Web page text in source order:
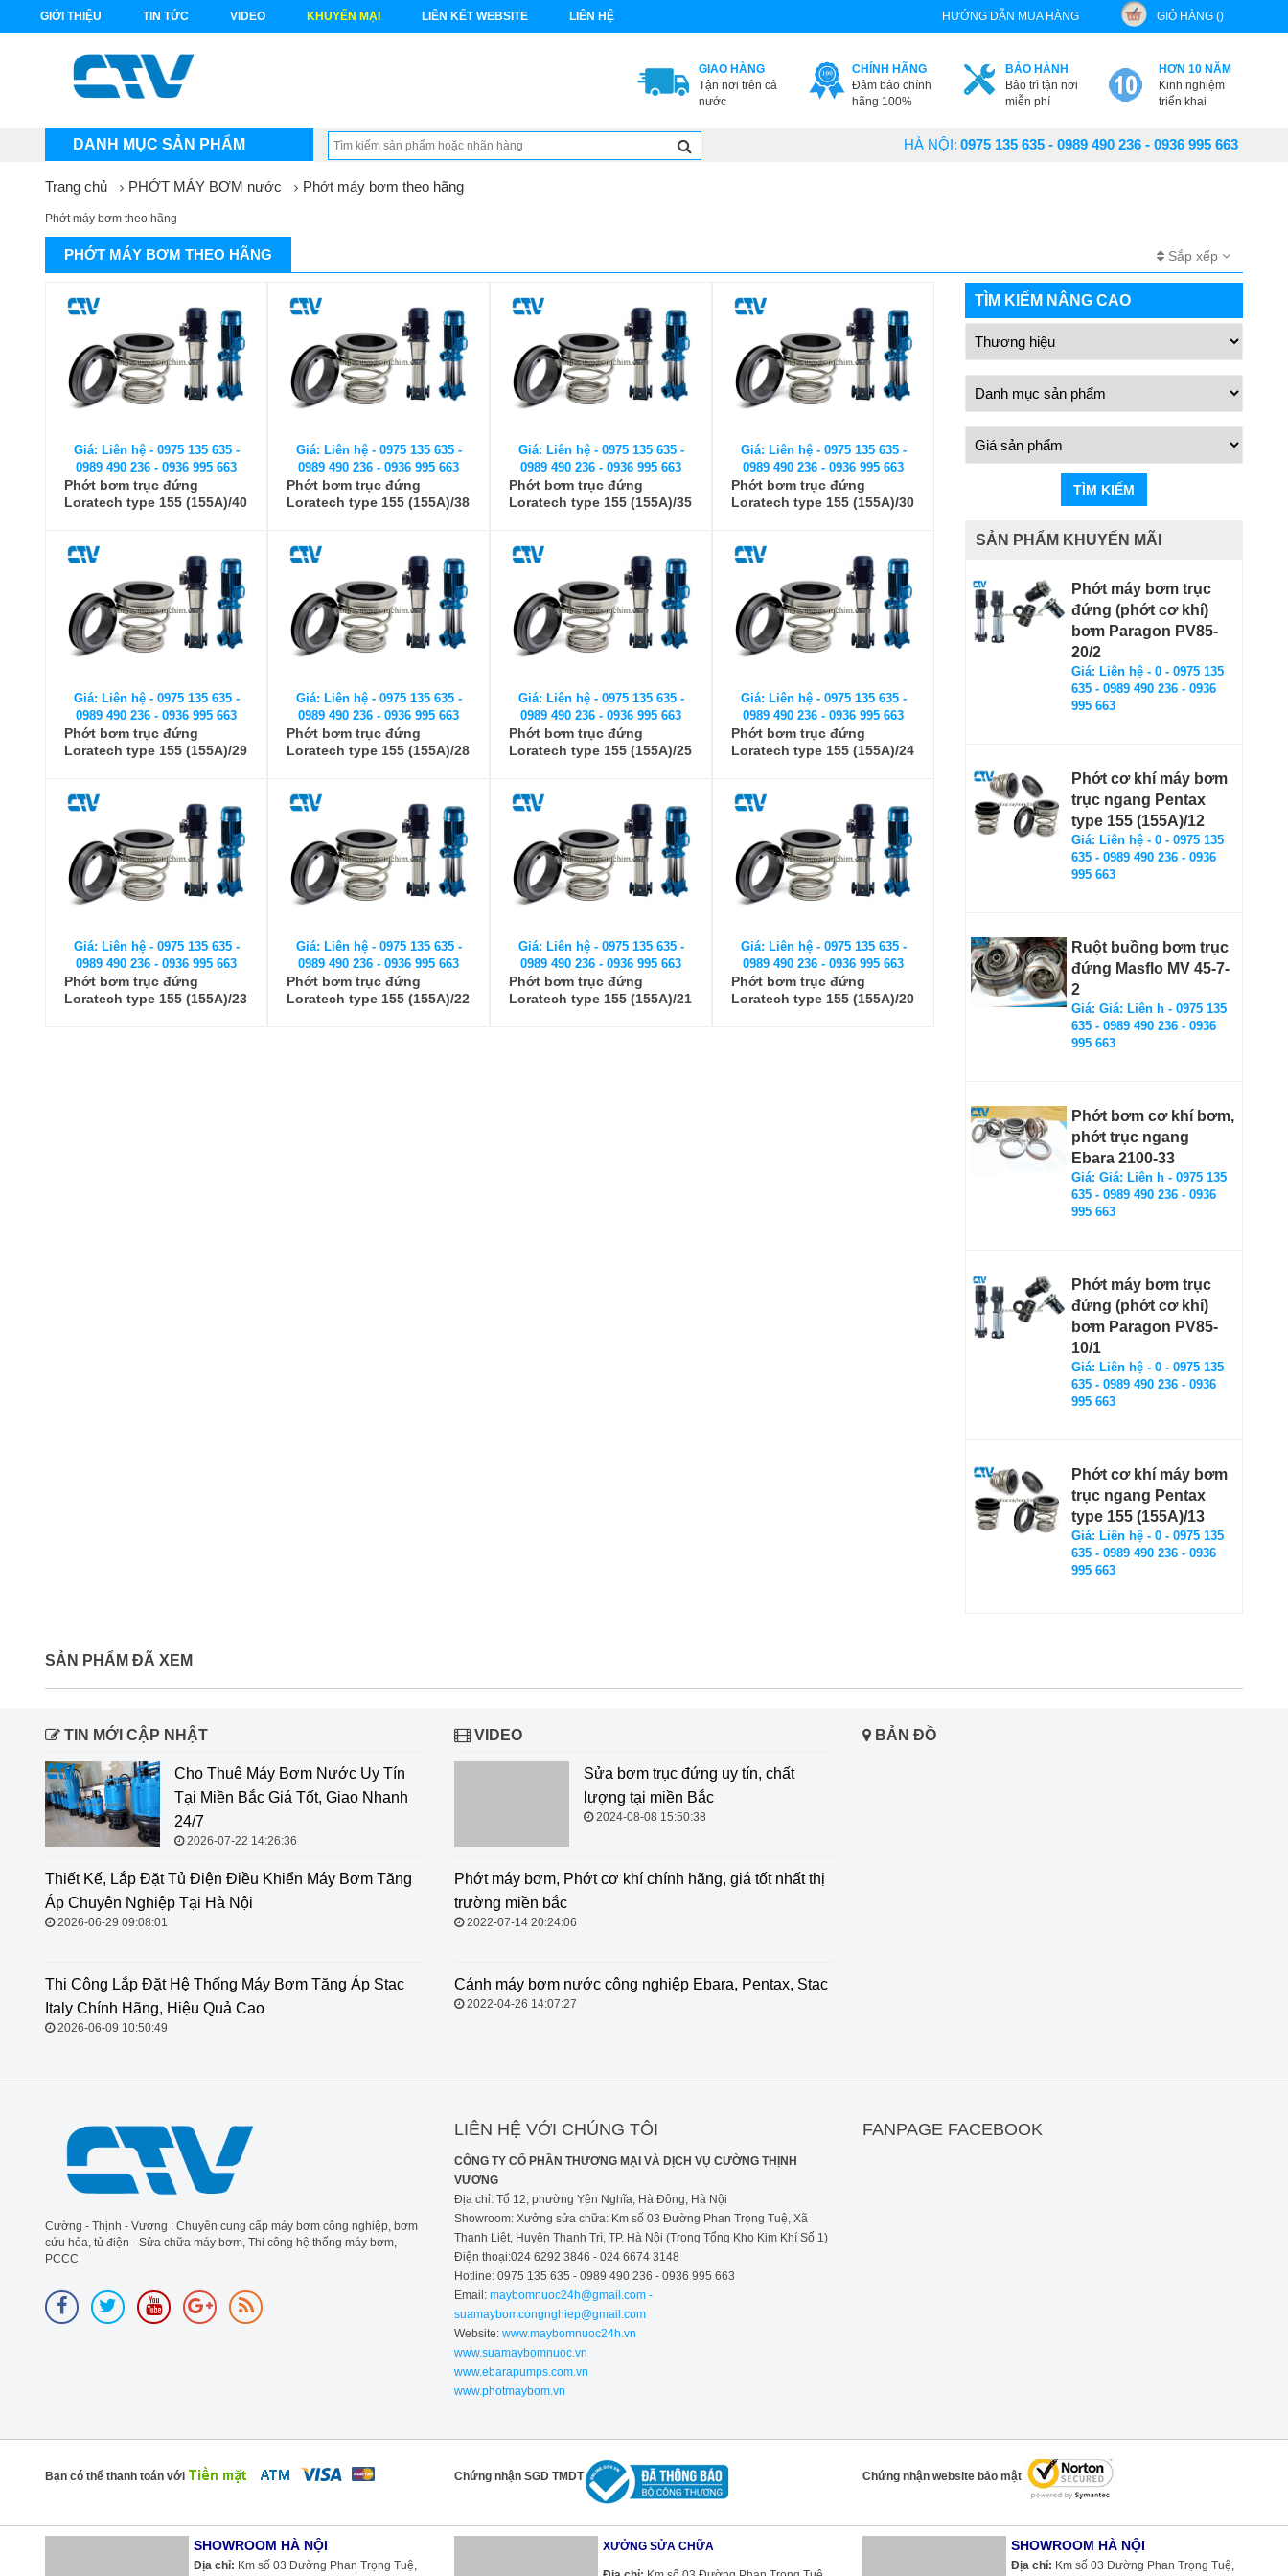
GIỚI THIỆU TIN TỨC VIDEO KHUYẾN MẠI LIÊN KẾT WEBSITE LIÊN HỆ HƯỚNG DẪN MUA HÀNG GIỎ HÀNG ()
GIAO HÀNG
Tận nơi trên cả
nước
CHÍNH HÃNG
Đảm bảo chính
hãng 100%
BẢO HÀNH
Bảo trì tận nơi
miễn phí
HƠN 10 NĂM
Kinh nghiệm
triển khai
DANH MỤC SẢN PHẨM HÀ NỘI: 0975 135 635 - 0989 490 236 - 0936 995 663
Trang chủ PHỚT MÁY BƠM nước Phớt máy bơm theo hãng
Phớt máy bơm theo hãng
PHỚT MÁY BƠM THEO HÃNG Sắp xếp
Giá: Liên hệ - 0975 135 635 -
0989 490 236 - 0936 995 663
Phớt bơm trục đứng
Loratech type 155 (155A)/40
Giá: Liên hệ - 0975 135 635 -
0989 490 236 - 0936 995 663
Phớt bơm trục đứng
Loratech type 155 (155A)/38
Giá: Liên hệ - 0975 135 635 -
0989 490 236 - 0936 995 663
Phớt bơm trục đứng
Loratech type 155 (155A)/35
Giá: Liên hệ - 0975 135 635 -
0989 490 236 - 0936 995 663
Phớt bơm trục đứng
Loratech type 155 (155A)/30
Giá: Liên hệ - 0975 135 635 -
0989 490 236 - 0936 995 663
Phớt bơm trục đứng
Loratech type 155 (155A)/29
Giá: Liên hệ - 0975 135 635 -
0989 490 236 - 0936 995 663
Phớt bơm trục đứng
Loratech type 155 (155A)/28
Giá: Liên hệ - 0975 135 635 -
0989 490 236 - 0936 995 663
Phớt bơm trục đứng
Loratech type 155 (155A)/25
Giá: Liên hệ - 0975 135 635 -
0989 490 236 - 0936 995 663
Phớt bơm trục đứng
Loratech type 155 (155A)/24
Giá: Liên hệ - 0975 135 635 -
0989 490 236 - 0936 995 663
Phớt bơm trục đứng
Loratech type 155 (155A)/23
Giá: Liên hệ - 0975 135 635 -
0989 490 236 - 0936 995 663
Phớt bơm trục đứng
Loratech type 155 (155A)/22
Giá: Liên hệ - 0975 135 635 -
0989 490 236 - 0936 995 663
Phớt bơm trục đứng
Loratech type 155 (155A)/21
Giá: Liên hệ - 0975 135 635 -
0989 490 236 - 0936 995 663
Phớt bơm trục đứng
Loratech type 155 (155A)/20
TÌM KIẾM NÂNG CAO
TÌM KIẾM
SẢN PHẨM KHUYẾN MÃI
Phớt máy bơm trục
đứng (phớt cơ khí)
bơm Paragon PV85-
20/2
Giá: Liên hệ - 0 - 0975 135
635 - 0989 490 236 - 0936
995 663
Phớt cơ khí máy bơm
trục ngang Pentax
type 155 (155A)/12
Giá: Liên hệ - 0 - 0975 135
635 - 0989 490 236 - 0936
995 663
Ruột buồng bơm trục
đứng Masflo MV 45-7-
2
Giá: Giá: Liên h - 0975 135
635 - 0989 490 236 - 0936
995 663
Phớt bơm cơ khí bơm,
phớt trục ngang
Ebara 2100-33
Giá: Giá: Liên h - 0975 135
635 - 0989 490 236 - 0936
995 663
Phớt máy bơm trục
đứng (phớt cơ khí)
bơm Paragon PV85-
10/1
Giá: Liên hệ - 0 - 0975 135
635 - 0989 490 236 - 0936
995 663
Phớt cơ khí máy bơm
trục ngang Pentax
type 155 (155A)/13
Giá: Liên hệ - 0 - 0975 135
635 - 0989 490 236 - 0936
995 663
SẢN PHẨM ĐÃ XEM
TIN MỚI CẬP NHẬT
Cho Thuê Máy Bơm Nước Uy Tín
Tại Miền Bắc Giá Tốt, Giao Nhanh
24/7
2026-07-22 14:26:36
Thiết Kế, Lắp Đặt Tủ Điện Điều
Khiển Máy Bơm Tăng Áp Chuyên
Thi Công Lắp Đặt Hệ Thống Máy
Bơm Tăng Áp Stac Italy Chính
VIDEO
Sửa bơm trục đứng uy tín, chất
lượng tại miền Bắc
2024-08-08 15:50:38
Phớt máy bơm, Phớt cơ khí chính
Cánh máy bơm nước công nghiệp
BẢN ĐỒ
Cường - Thịnh - Vương : Chuyên cung cấp máy bơm công nghiệp, bơm
cứu hỏa, tủ điện - Sửa chữa máy bơm, Thi công hệ thống máy bơm,
PCCC
LIÊN HỆ VỚI CHÚNG TÔI
CÔNG TY CỔ PHẦN THƯƠNG MẠI VÀ DỊCH VỤ CƯỜNG THỊNH
VƯƠNG
Địa chỉ: Tổ 12, phường Yên Nghĩa, Hà Đông, Hà Nội
Showroom: Xưởng sửa chữa: Km số 03 Đường Phan Trọng Tuệ, Xã
Thanh Liệt, Huyện Thanh Trì, TP. Hà Nội (Trong Tổng Kho Kim Khí Số 1)
Điện thoại:024 6292 3846 - 024 6674 3148
Hotline: 0975 135 635 - 0989 490 236 - 0936 995 663
Email: maybomnuoc24h@gmail.com -
suamaybomcongnghiep@gmail.com
Website:www.maybomnuoc24h.vn
www.suamaybomnuoc.vn
www.ebarapumps.com.vn
www.photmaybom.vn
FANPAGE FACEBOOK
Bạn có thể thanh toán với Chứng nhận SGD TMDT Chứng nhận website bảo mật
Km số 03 Đường Phan Trọng Tuệ, Xã Thanh Liệt, Huyện Thanh
XƯỞNG SỬA CHỮA SHOWROOM HÀ NỘI
Địa chỉ: Km số 03 Đường Phan Trọng Tuệ,